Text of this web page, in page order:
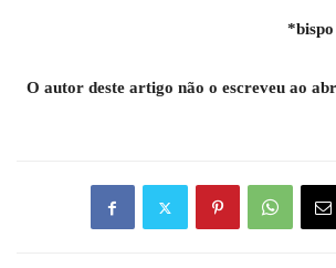
O autor deste artigo não o escreveu ao